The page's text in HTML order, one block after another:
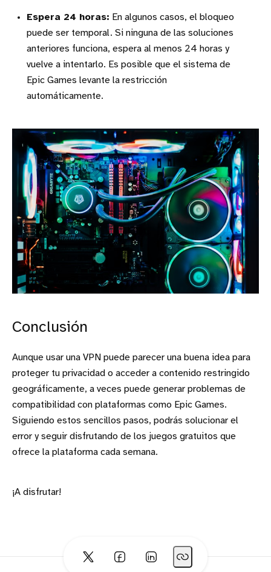
Espera 24 horas: En algunos casos, el bloqueo
puede ser temporal. Si ninguna de las soluciones
anteriores funciona, espera al menos 24 horas y
vuelve a intentarlo. Es posible que el sistema de
Epic Games levante la restricción
automáticamente.
Conclusión
Aunque usar una VPN puede parecer una buena idea para
proteger tu privacidad o acceder a contenido restringido
geográficamente, a veces puede generar problemas de
compatibilidad con plataformas como Epic Games.
Siguiendo estos sencillos pasos, podrás solucionar el
error y seguir disfrutando de los juegos gratuitos que
ofrece la plataforma cada semana.
¡A disfrutar!